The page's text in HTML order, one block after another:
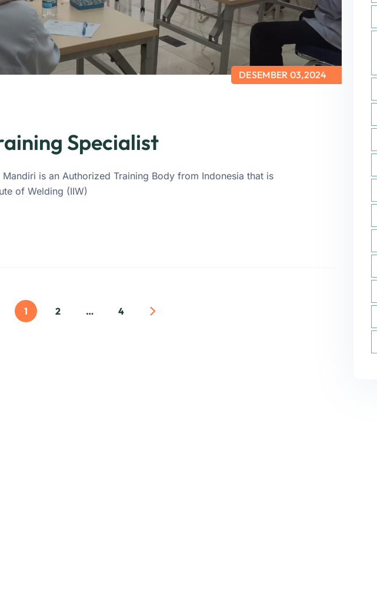
DESEMBER 03,2024
Specialist
Mandiri is an Authorized Training Body from Indonesia that is
of Welding (IIW)
1 2 … 4